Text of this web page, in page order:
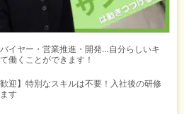
イヤー・営業推進・開発…自分らしいキ
働くことができます！
歓迎】特別なスキルは不要！入社後の研修
す